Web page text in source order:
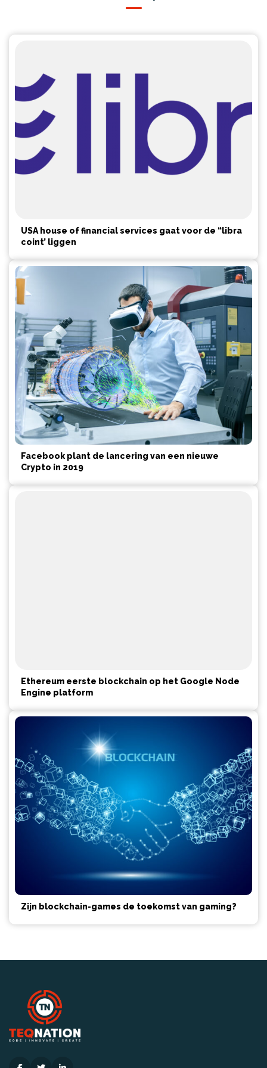
USA house of financial services gaat voor de “libra
coint’ liggen
Facebook plant de lancering van een nieuwe
Crypto in 2019
Ethereum eerste blockchain op het Google Node
Engine platform
Zijn blockchain-games de toekomst van gaming?